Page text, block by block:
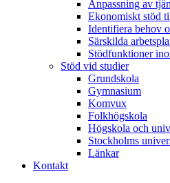
Anpassning av
Ekonomiskt stöd
Identifiera behov
Särskilda
Stödfunktioner
Stöd vid studier
Grundskola
Gymnasium
Komvux
Folkhögskola
Högskola och
Stockholms
Länkar
Kontakt